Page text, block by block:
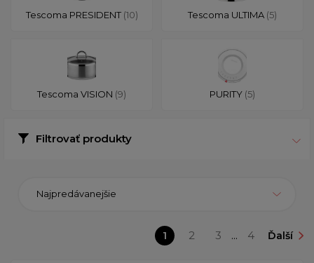
Tescoma PRESIDENT (10) Tescoma ULTIMA (5)
Tescoma VISION (9) PURITY (5)
Filtrovať produkty
Najpredávanejšie
1 2 3 ... 4 Ďalší